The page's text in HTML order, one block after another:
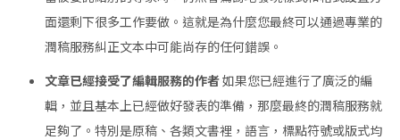
面還剩下很多工作要做。這就是為什麼您最終可以通過專業的
潤稿服務糾正文本中可能尚存的任何錯誤。
文章已經接受了編輯服務的作者如果您已經進行了廣泛的編
輯，並且基本上已經做好發表的準備，那麼最終的潤稿服務就
足夠了。特別是原稿、各類文書裡，語言，標點符號或版式均